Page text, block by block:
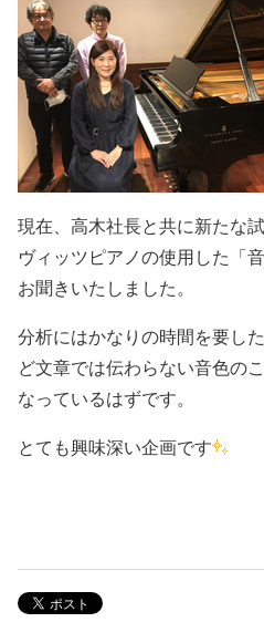
現在、高木社長と共に新たな
ヴィッツピアノの使用した「
お聞きいたしました。
分析にはかなりの時間を要し
ど文章では伝わらない音色の
なっているはずです。
とても興味深い企画です